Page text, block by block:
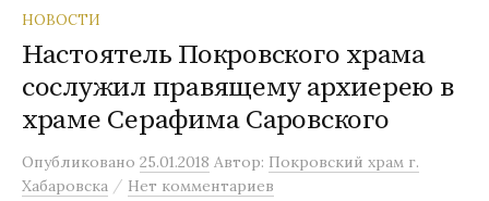
НОВОСТИ
Настоятель Покровского храма
сослужил правящему архиерею в
храме Серафима Саровского
Опубликовано 25.01.2018 Автор: Покровский храм г.
Хабаровска / Нет комментариев